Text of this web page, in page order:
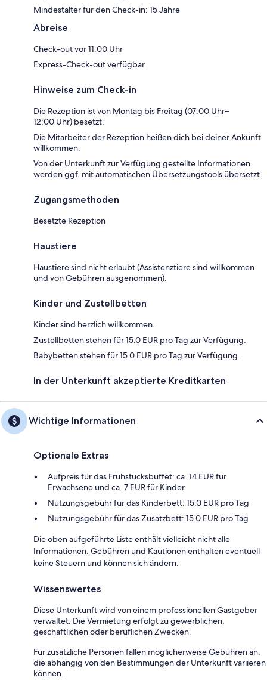
Mindestalter für den Check-in: 15 Jahre
Abreise
Check-out vor 11:00 Uhr
Express-Check-out verfügbar
Hinweise zum Check-in
Die Rezeption ist von Montag bis Freitag (07:00 Uhr–
12:00 Uhr) besetzt.
Die Mitarbeiter der Rezeption heißen dich bei deiner Ankunft
willkommen.
Von der Unterkunft zur Verfügung gestellte Informationen
werden ggf. mit automatischen Übersetzungstools übersetzt.
Zugangsmethoden
Besetzte Rezeption
Haustiere
Haustiere sind nicht erlaubt (Assistenztiere sind willkommen
und von Gebühren ausgenommen).
Kinder und Zustellbetten
Kinder sind herzlich willkommen.
Zustellbetten stehen für 15.0 EUR pro Tag zur Verfügung.
Babybetten stehen für 15.0 EUR pro Tag zur Verfügung.
In der Unterkunft akzeptierte Kreditkarten
Wichtige Informationen
Optionale Extras
Aufpreis für das Frühstücksbuffet: ca. 14 EUR für
Erwachsene und ca. 7 EUR für Kinder
Nutzungsgebühr für das Kinderbett: 15.0 EUR pro Tag
Nutzungsgebühr für das Zusatzbett: 15.0 EUR pro Tag
Die oben aufgeführte Liste enthält vielleicht nicht alle
Informationen. Gebühren und Kautionen enthalten eventuell
keine Steuern und können sich ändern.
Wissenswertes
Diese Unterkunft wird von einem professionellen Gastgeber
verwaltet. Die Vermietung erfolgt zu gewerblichen,
geschäftlichen oder beruflichen Zwecken.
Für zusätzliche Personen fallen möglicherweise Gebühren an,
die abhängig von den Bestimmungen der Unterkunft variieren
können.